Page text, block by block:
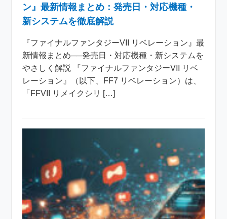
ン』最新情報まとめ：発売日・対応機種・
新システムを徹底解説
『ファイナルファンタジーVII リベレーション』最
新情報まとめ──発売日・対応機種・新システムを
やさしく解説 『ファイナルファンタジーVII リベ
レーション』（以下、FF7 リベレーション）は、
「FFVII リメイクシリ […]